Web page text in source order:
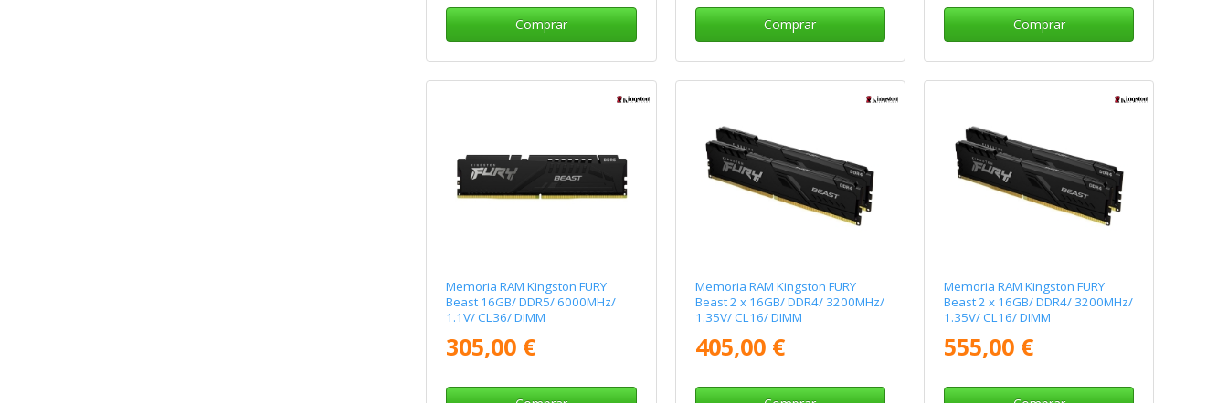
Comprar Comprar Comprar
Memoria RAM Kingston FURY
Beast 16GB/ DDR5/ 6000MHz/
1.1V/ CL36/ DIMM
305,00 €
Memoria RAM Kingston FURY
Beast 2 x 16GB/ DDR4/ 3200MHz/
1.35V/ CL16/ DIMM
405,00 €
Memoria RAM Kingston FURY
Beast 2 x 16GB/ DDR4/ 3200MHz/
1.35V/ CL16/ DIMM
555,00 €